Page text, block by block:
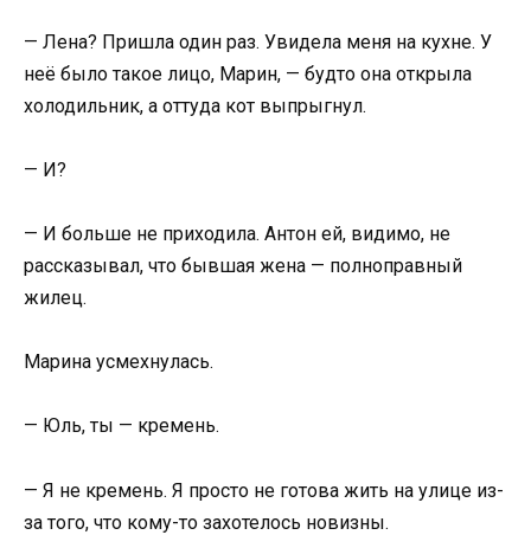
— Лена? Пришла один раз. Увидела меня на кухне. У
неё было такое лицо, Марин, — будто она открыла
холодильник, а оттуда кот выпрыгнул.
— И?
— И больше не приходила. Антон ей, видимо, не
рассказывал, что бывшая жена — полноправный
жилец.
Марина усмехнулась.
— Юль, ты — кремень.
— Я не кремень. Я просто не готова жить на улице из-
за того, что кому-то захотелось новизны.